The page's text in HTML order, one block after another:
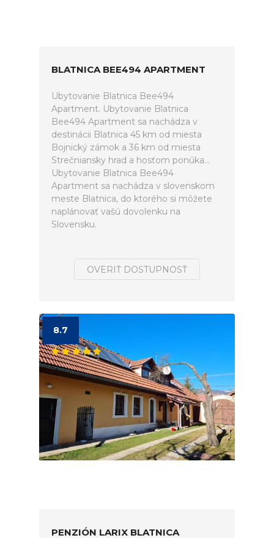
BLATNICA BEE494 APARTMENT
Ubytovanie Blatnica Bee494
Apartment. Ubytovanie Blatnica
Bee494 Apartment sa nachádza v
destinácii Blatnica 45 km od miesta
Bojnický zámok a 36 km od miesta
Strečniansky hrad a hosťom ponúka...
Ubytovanie Blatnica Bee494
Apartment sa nachádza v slovenskom
meste Blatnica, do ktorého si môžete
naplánovať vašú dovolenku na
Slovensku.
OVERIŤ DOSTUPNOSŤ
8.7
PENZIÓN LARIX BLATNICA